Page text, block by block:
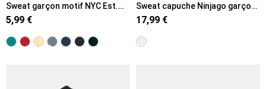
Sweat garçon motif NYC Est.
1998 (3-12A)
5,99 €
Sweat capuche Ninjago garçon
(6-12A)
17,99 €